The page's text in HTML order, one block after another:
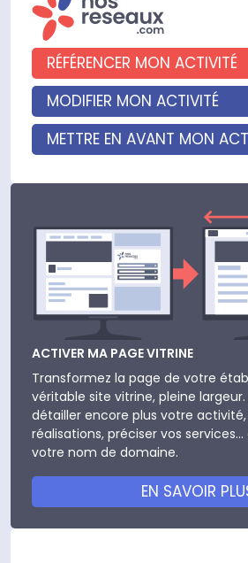
RÉFÉRENCER MON ACTIVITÉ
MODIFIER MON ACTIVITÉ
METTRE EN AVANT MON
ACTIVER MA PAGE VITRINE
Transformez la page de votre
véritable site vitrine, pleine
détailler encore plus votre
réalisations, préciser vos
votre nom de domaine.
EN SAVOIR